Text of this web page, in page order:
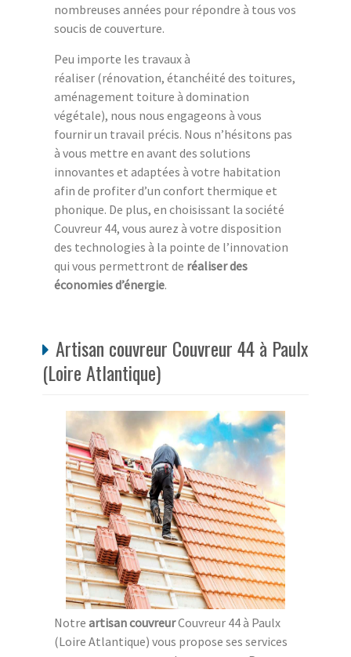
nombreuses années pour répondre à tous vos
soucis de couverture.
Peu importe les travaux à
réaliser (rénovation, étanchéité des toitures,
aménagement toiture à domination
végétale), nous nous engageons à vous
fournir un travail précis. Nous n’hésitons pas
à vous mettre en avant des solutions
innovantes et adaptées à votre habitation
afin de profiter d’un confort thermique et
phonique. De plus, en choisissant la société
Couvreur 44, vous aurez à votre disposition
des technologies à la pointe de l’innovation
qui vous permettront de réaliser des
économies d’énergie.
Artisan couvreur Couvreur 44 à Paulx
(Loire Atlantique)
Notre artisan couvreurCouvreur 44 à Paulx
(Loire Atlantique) vous propose ses services